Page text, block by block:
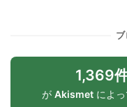
1,369
が Akismet によ